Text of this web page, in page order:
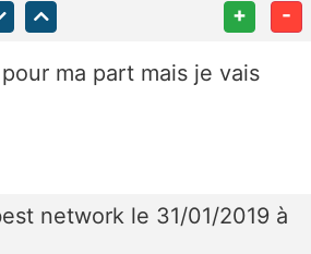
+ -
ma part mais je vais
network le 31/01/2019 à